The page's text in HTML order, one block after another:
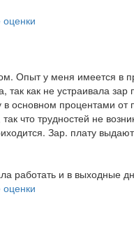
Опыт у меня имеется в
как не устраивала
основном процентами от
что трудностей не
Зар. плату
работать и в выходные